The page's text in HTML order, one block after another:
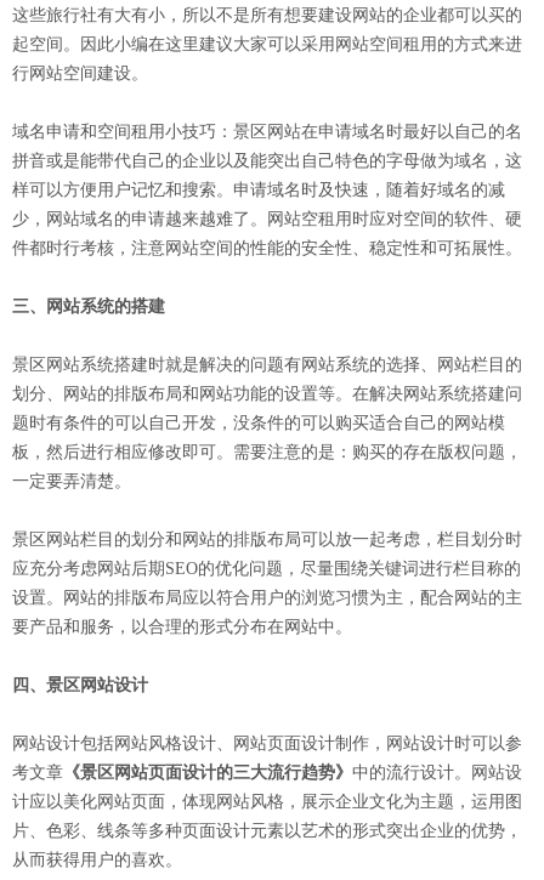
这些旅行社有大有小，所以不是所有想要建设网站的企业都可以买的
起空间。因此小编在这里建议大家可以采用网站空间租用的方式来进
行网站空间建设。
域名申请和空间租用小技巧：景区网站在申请域名时最好以自己的名
拼音或是能带代自己的企业以及能突出自己特色的字母做为域名，这
样可以方便用户记忆和搜索。申请域名时及快速，随着好域名的减
少，网站域名的申请越来越难了。网站空租用时应对空间的软件、硬
件都时行考核，注意网站空间的性能的安全性、稳定性和可拓展性。
三、网站系统的搭建
景区网站系统搭建时就是解决的问题有网站系统的选择、网站栏目的
划分、网站的排版布局和网站功能的设置等。在解决网站系统搭建问
题时有条件的可以自己开发，没条件的可以购买适合自己的网站模
板，然后进行相应修改即可。需要注意的是：购买的存在版权问题，
一定要弄清楚。
景区网站栏目的划分和网站的排版布局可以放一起考虑，栏目划分时
应充分考虑网站后期SEO的优化问题，尽量围绕关键词进行栏目称的
设置。网站的排版布局应以符合用户的浏览习惯为主，配合网站的主
要产品和服务，以合理的形式分布在网站中。
四、景区网站设计
网站设计包括网站风格设计、网站页面设计制作，网站设计时可以参
考文章 《景区网站页面设计的三大流行趋势》 中的流行设计。网站设
计应以美化网站页面，体现网站风格，展示企业文化为主题，运用图
片、色彩、线条等多种页面设计元素以艺术的形式突出企业的优势，
从而获得用户的喜欢。